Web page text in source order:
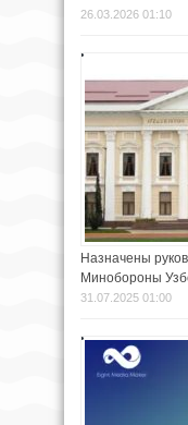
26.03.2026 01:10
Назначены
Минобороны
31.07.2025 01:00